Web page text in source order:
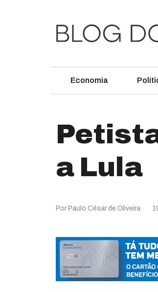
Economia
a Lula
Por Paulo César de Oliveira